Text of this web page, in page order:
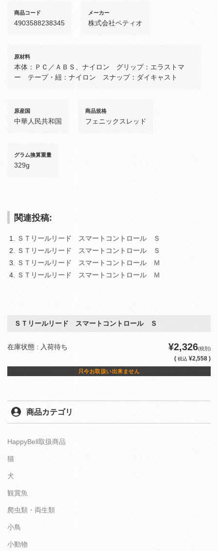
商品コード
4903588238345
メーカー
株式会社ペティオ
原材料
本体：ＰＣ／ＡＢＳ、ナイロン グリップ：エラストマ
ー テープ・紐：ナイロン スナップ：ダイキャスト
原産国
中華人民共和国
商品規格
フェニックスレッド
グラム換算重量
329g
関連投稿:
ＳＴリールリード スマートコントロール Ｓ
ＳＴリールリード スマートコントロール Ｓ
ＳＴリールリード スマートコントロール Ｍ
ＳＴリールリード スマートコントロール Ｍ
ＳＴリールリード スマートコントロール Ｓ
在庫状態 : 入荷待ち ¥2,326(税別)
( 税込 ¥2,558 )
只今お取扱い出来ません
商品カテゴリ
HappyBell取扱商品
猫
犬
観賞魚
爬虫類・両生類
小鳥
小動物